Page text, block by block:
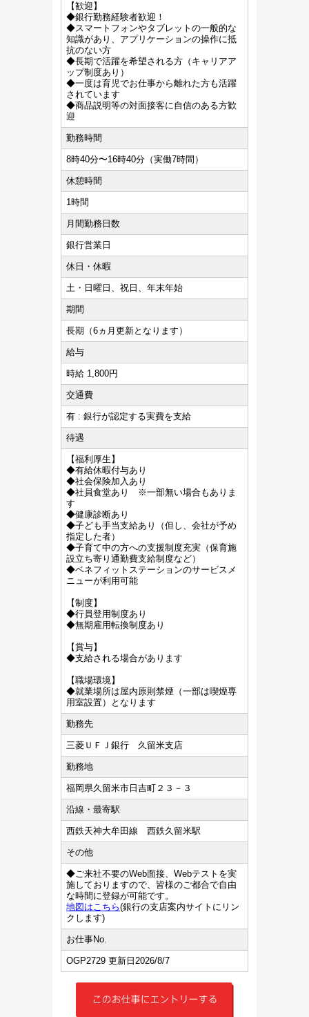
【歓迎】
◆銀行勤務経験者歓迎！
◆スマートフォンやタブレットの一般的な
知識があり、アプリケーションの操作に抵
抗のない方
◆長期で活躍を希望される方（キャリアア
ップ制度あり）
◆一度は育児でお仕事から離れた方も活躍
されています
◆商品説明等の対面接客に自信のある方歓
迎
勤務時間
8時40分〜16時40分（実働7時間）
休憩時間
1時間
月間勤務日数
銀行営業日
休日・休暇
土・日曜日、祝日、年末年始
期間
長期（6ヵ月更新となります）
給与
時給 1,800円
交通費
有 : 銀行が認定する実費を支給
待遇
【福利厚生】
◆有給休暇付与あり
◆社会保険加入あり
◆社員食堂あり ※一部無い場合もありま
す
◆健康診断あり
◆子ども手当支給あり（但し、会社が予め
指定した者）
◆子育て中の方への支援制度充実（保育施
設立ち寄り通勤費支給制度など）
◆ベネフィットステーションのサービスメ
ニューが利用可能
【制度】
◆行員登用制度あり
◆無期雇用転換制度あり
【賞与】
◆支給される場合があります
【職場環境】
◆就業場所は屋内原則禁煙（一部は喫煙専
用室設置）となります
勤務先
三菱ＵＦＪ銀行 久留米支店
勤務地
福岡県久留米市日吉町２３－３
沿線・最寄駅
西鉄天神大牟田線 西鉄久留米駅
その他
◆ご来社不要のWeb面接、Webテストを実
施しておりますので、皆様のご都合で自由
な時間に登録が可能です。
地図はこちら(銀行の支店案内サイトにリン
クします)
お仕事No.
OGP2729 更新日2026/8/7